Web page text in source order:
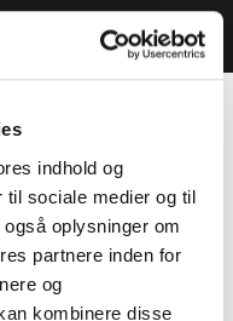
indhold og
til sociale medier og til
oplysninger om
partnere inden for
og
kombinere disse